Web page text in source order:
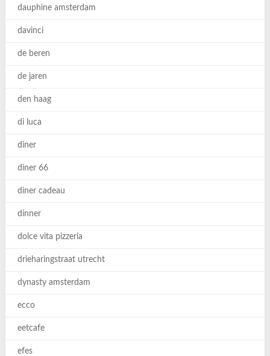
dauphine amsterdam
davinci
de beren
de jaren
den haag
di luca
diner
diner 66
diner cadeau
dinner
dolce vita pizzeria
drieharingstraat utrecht
dynasty amsterdam
ecco
eetcafe
efes